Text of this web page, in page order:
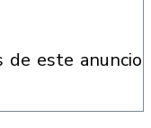
de este anuncio